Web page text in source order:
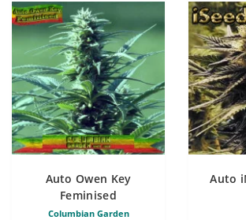
Auto Owen Key
Feminised
Columbian Garden
Auto